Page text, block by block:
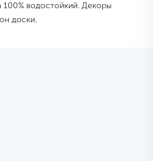
100% водостойкий. Декоры
доски.